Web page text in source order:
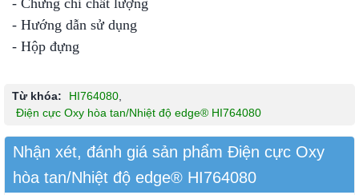
- Chứng chỉ chất lượng
- Hướng dẫn sử dụng
- Hộp đựng
Từ khóa: HI764080,
Điện cực Oxy hòa tan/Nhiệt độ edge® HI764080
Nhận xét, đánh giá sản phẩm Điện cực Oxy
hòa tan/Nhiệt độ edge® HI764080